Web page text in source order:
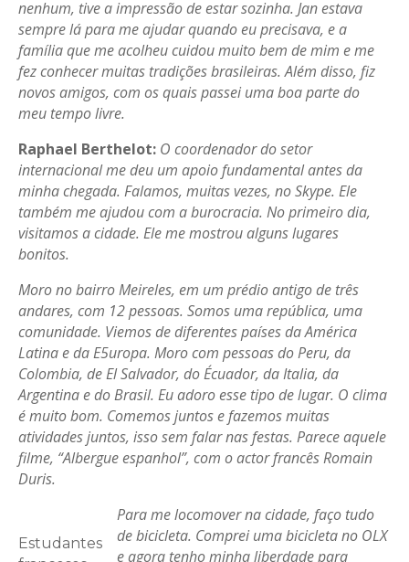
nenhum, tive a impressão de estar sozinha. Jan estava
sempre lá para me ajudar quando eu precisava, e a
família que me acolheu cuidou muito bem de mim e me
fez conhecer muitas tradições brasileiras. Além disso, fiz
novos amigos, com os quais passei uma boa parte do
meu tempo livre.
Raphael Berthelot: O coordenador do setor
internacional me deu um apoio fundamental antes da
minha chegada. Falamos, muitas vezes, no Skype. Ele
também me ajudou com a burocracia. No primeiro dia,
visitamos a cidade. Ele me mostrou alguns lugares
bonitos.
Moro no bairro Meireles, em um prédio antigo de três
andares, com 12 pessoas. Somos uma república, uma
comunidade. Viemos de diferentes países da América
Latina e da E5uropa. Moro com pessoas do Peru, da
Colombia, de El Salvador, do Écuador, da Italia, da
Argentina e do Brasil. Eu adoro esse tipo de lugar. O clima
é muito bom. Comemos juntos e fazemos muitas
atividades juntos, isso sem falar nas festas. Parece aquele
filme, “Albergue espanhol”, com o actor francês Romain
Duris.
Estudantes
Para me locomover na cidade, faço tudo
de bicicleta. Comprei uma bicicleta no OLX
e agora tenho minha liberdade para